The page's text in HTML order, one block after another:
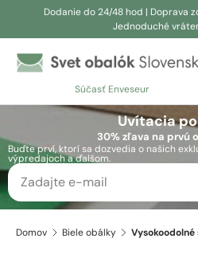
Prejsť na obsah
Dodanie do 24/48 hod | Doprava
Jednoduché
Súčasť Enveseur
Vyhľadávanie
Vyhľadávanie Uvítacia
30% zľava na prvú
Buďte prví, ktorí sa dozvedia o našich
výpredajoch a ďalšom.
Domov Biele obálky